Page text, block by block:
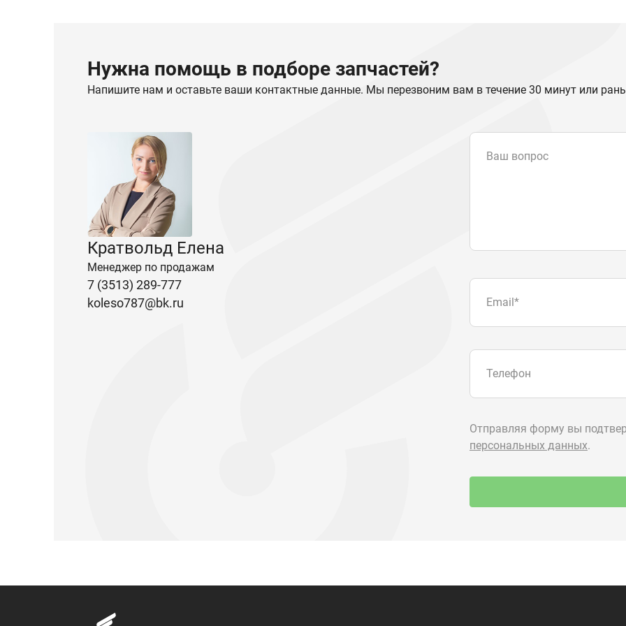
Нужна помощь в подборе запчастей?
Напишите нам и оставьте ваши контактные данные. Мы перезвоним вам в течение 30 минут или
Кратвольд Елена
Менеджер по продажам
7 (3513) 289-777
koleso787@bk.ru
Ваш вопрос
Доставка и оплата
+7 (3513)
г. Миасс, п.
ул.